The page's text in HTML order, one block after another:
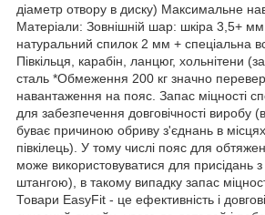
діаметр отвору в диску) Максимальне
Матеріали: Зовнішній шар: шкіра 3,5+
натуральний спилок 2 мм + спеціальна
Півкільця, карабін, ланцюг, хольнітени
сталь *Обмеження 200 кг значно
навантаження на пояс. Запас міцності
для забезпечення довговічності виробу
буває причиною обриву з'єднань в місцях
півкілець). У тому числі пояс для
може використовуватися для присідань
штангою), в такому випадку запас
Товари EasyFit - це ефективність і